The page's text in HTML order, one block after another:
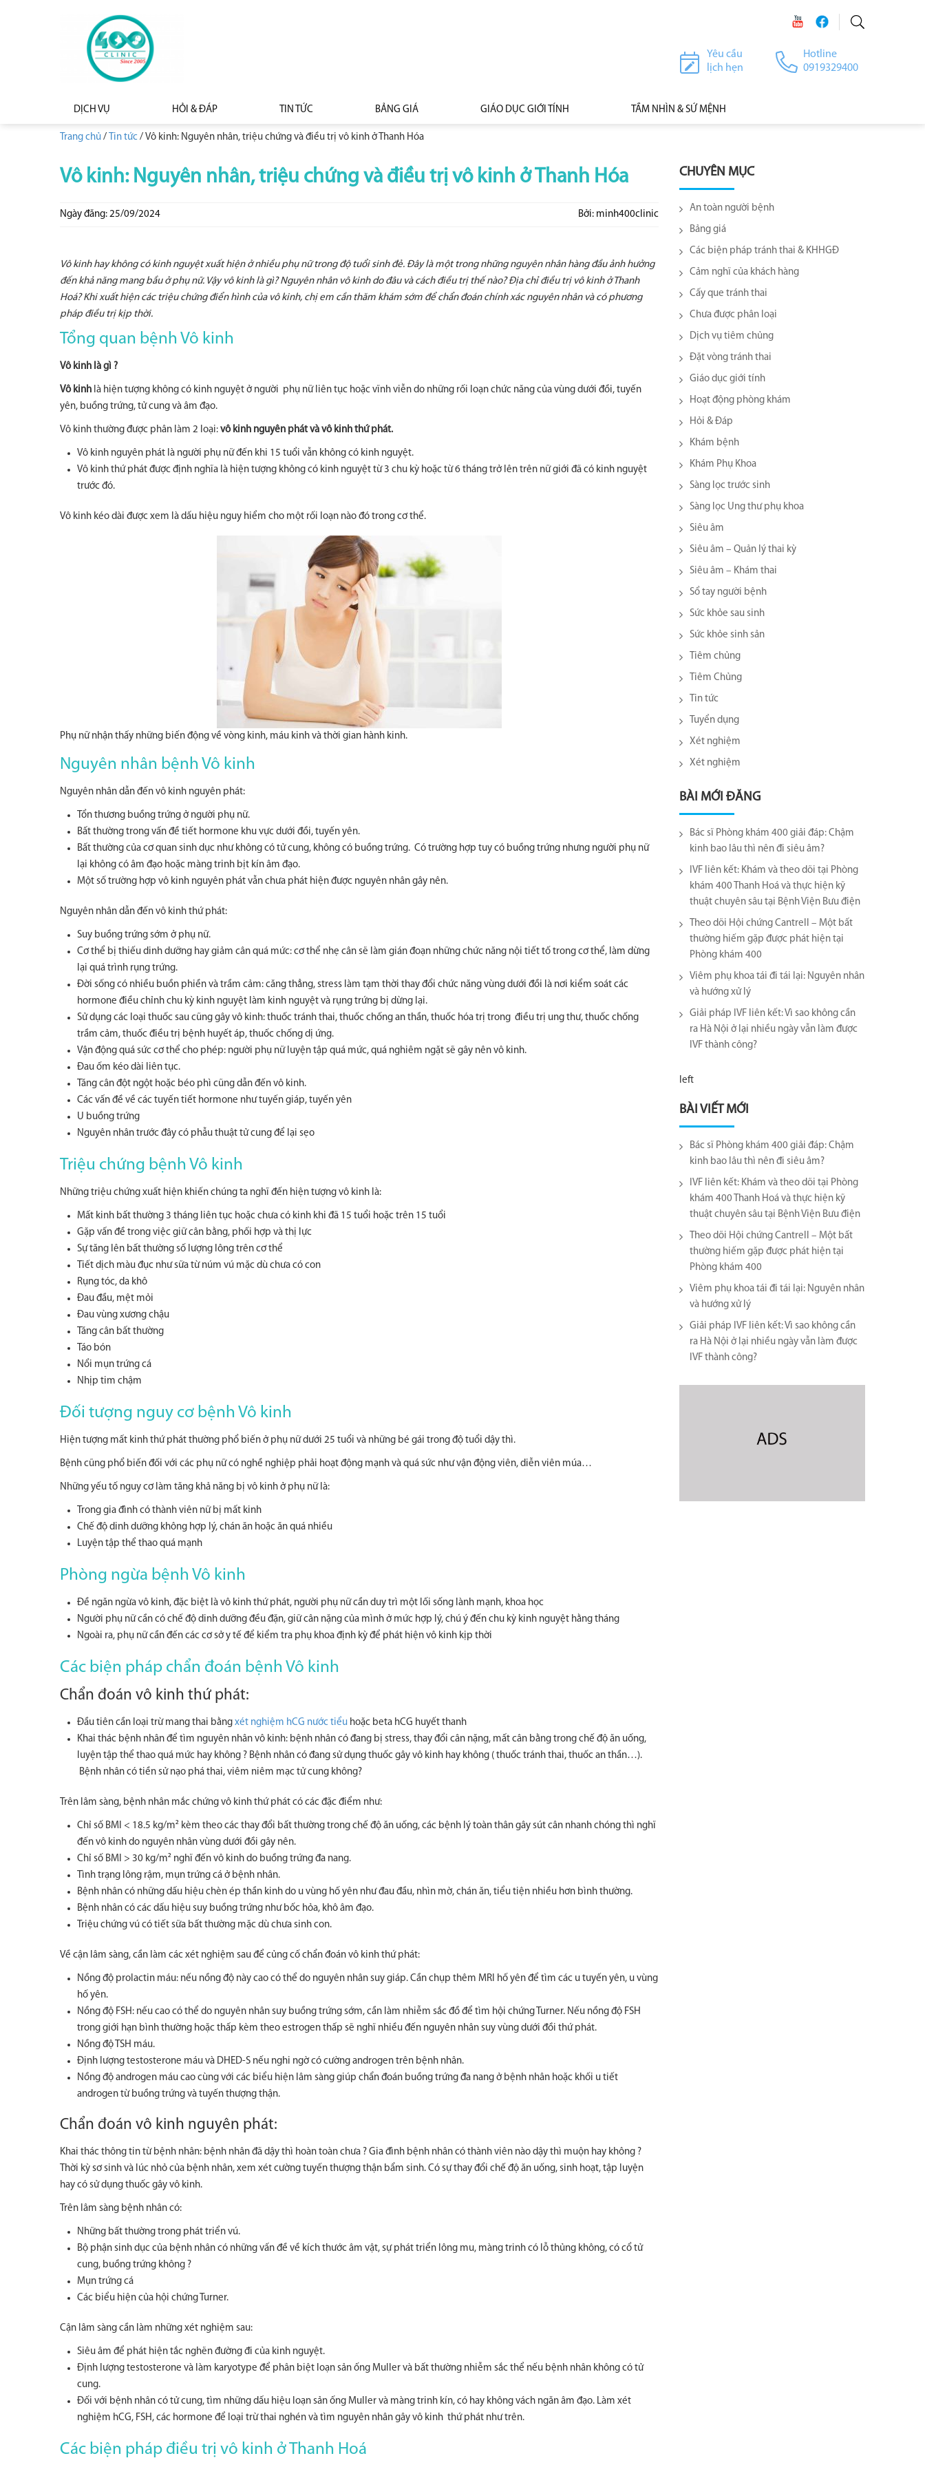
Hotline
0919329400
Yêu cầu
lịch hẹn
DỊCH VỤ HỎI & ĐÁP TIN TỨC BẢNG GIÁ GIÁO DỤC GIỚI TÍNH TẦM NHÌN & SỨ MỆNH
Trang chủ / Tin tức / Vô kinh: Nguyên nhân, triệu chứng và điều trị vô kinh ở Thanh Hóa
Vô kinh: Nguyên nhân, triệu chứng và điều trị vô kinh ở Thanh Hóa
Ngày đăng: 25/09/2024 Bởi: minh400clinic
Vô kinh hay không có kinh nguyệt xuất hiện ở nhiều phụ nữ trong độ tuổi sinh đẻ. Đây là một trong những nguyên nhân hàng đầu ảnh hưởng
đến khả năng mang bầu ở phụ nữ. Vậy vô kinh là gì? Nguyên nhân vô kinh do đâu và cách điều trị thế nào? Địa chỉ điều trị vô kinh ở Thanh
Hoá? Khi xuất hiện các triệu chứng điển hình của vô kinh, chị em cần thăm khám sớm để chẩn đoán chính xác nguyên nhân và có phương
pháp điều trị kịp thời.
Tổng quan bệnh Vô kinh
Vô kinh là gì ?
Vô kinh là hiện tượng không có kinh nguyệt ở người phụ nữ liên tục hoặc vĩnh viễn do những rối loạn chức năng của vùng dưới đồi, tuyến
yên, buồng trứng, tử cung và âm đạo.
Vô kinh thường được phân làm 2 loại: vô kinh nguyên phát và vô kinh thứ phát.
Vô kinh nguyên phát là người phụ nữ đến khi 15 tuổi vẫn không có kinh nguyệt.
Vô kinh thứ phát được định nghĩa là hiện tượng không có kinh nguyệt từ 3 chu kỳ hoặc từ 6 tháng trở lên trên nữ giới đã có kinh nguyệt
trước đó.
Vô kinh kéo dài được xem là dấu hiệu nguy hiểm cho một rối loạn nào đó trong cơ thể.
Phụ nữ nhận thấy những biến động về vòng kinh, máu kinh và thời gian hành kinh.
Nguyên nhân bệnh Vô kinh
Nguyên nhân dẫn đến vô kinh nguyên phát:
Tổn thương buồng trứng ở người phụ nữ.
Bất thường trong vấn đề tiết hormone khu vực dưới đồi, tuyến yên.
Bất thường của cơ quan sinh dục như không có tử cung, không có buồng trứng. Có trường hợp tuy có buồng trứng nhưng người phụ nữ
lại không có âm đạo hoặc màng trinh bịt kín âm đạo.
Một số trường hợp vô kinh nguyên phát vẫn chưa phát hiện được nguyên nhân gây nên.
Nguyên nhân dẫn đến vô kinh thứ phát:
Suy buồng trứng sớm ở phụ nữ.
Cơ thể bị thiếu dinh dưỡng hay giảm cân quá mức: cơ thể nhẹ cân sẽ làm gián đoạn những chức năng nội tiết tố trong cơ thể, làm dừng
lại quá trình rụng trứng.
Đời sống có nhiều buồn phiền và trầm cảm: căng thẳng, stress làm tạm thời thay đổi chức năng vùng dưới đồi là nơi kiểm soát các
hormone điều chỉnh chu kỳ kinh nguyệt làm kinh nguyệt và rụng trứng bị dừng lại.
Sử dụng các loại thuốc sau cũng gây vô kinh: thuốc tránh thai, thuốc chống an thần, thuốc hóa trị trong điều trị ung thư, thuốc chống
trầm cảm, thuốc điều trị bệnh huyết áp, thuốc chống dị ứng.
Vận động quá sức cơ thể cho phép: người phụ nữ luyện tập quá mức, quá nghiêm ngặt sẽ gây nên vô kinh.
Đau ốm kéo dài liên tục.
Tăng cân đột ngột hoặc béo phì cũng dẫn đến vô kinh.
Các vấn đề về các tuyến tiết hormone như tuyến giáp, tuyến yên
U buồng trứng
Nguyên nhân trước đây có phẫu thuật tử cung để lại sẹo
Triệu chứng bệnh Vô kinh
Những triệu chứng xuất hiện khiến chúng ta nghĩ đến hiện tượng vô kinh là:
Mất kinh bất thường 3 tháng liên tục hoặc chưa có kinh khi đã 15 tuổi hoặc trên 15 tuổi
Gặp vấn đề trong việc giữ cân bằng, phối hợp và thị lực
Sự tăng lên bất thường số lượng lông trên cơ thể
Tiết dịch màu đục như sữa từ núm vú mặc dù chưa có con
Rụng tóc, da khô
Đau đầu, mệt mỏi
Đau vùng xương chậu
Tăng cân bất thường
Táo bón
Nổi mụn trứng cá
Nhịp tim chậm
Đối tượng nguy cơ bệnh Vô kinh
Hiện tượng mất kinh thứ phát thường phổ biến ở phụ nữ dưới 25 tuổi và những bé gái trong độ tuổi dậy thì.
Bệnh cũng phổ biến đối với các phụ nữ có nghề nghiệp phải hoạt động mạnh và quá sức như vận động viên, diễn viên múa…
Những yếu tố nguy cơ làm tăng khả năng bị vô kinh ở phụ nữ là:
Trong gia đình có thành viên nữ bị mất kinh
Chế độ dinh dưỡng không hợp lý, chán ăn hoặc ăn quá nhiều
Luyện tập thể thao quá mạnh
Phòng ngừa bệnh Vô kinh
Đề ngăn ngừa vô kinh, đặc biệt là vô kinh thứ phát, người phụ nữ cần duy trì một lối sống lành mạnh, khoa học
Người phụ nữ cần có chế độ dinh dưỡng đều đặn, giữ cân nặng của mình ở mức hợp lý, chú ý đến chu kỳ kinh nguyệt hằng tháng
Ngoài ra, phụ nữ cần đến các cơ sở y tế để kiểm tra phụ khoa định kỳ để phát hiện vô kinh kịp thời
Các biện pháp chẩn đoán bệnh Vô kinh
Chẩn đoán vô kinh thứ phát:
Đầu tiên cần loại trừ mang thai bằng xét nghiệm hCG nước tiểu hoặc beta hCG huyết thanh
Khai thác bệnh nhân để tìm nguyên nhân vô kinh: bệnh nhân có đang bị stress, thay đổi cân nặng, mất cân bằng trong chế độ ăn uống,
luyện tập thể thao quá mức hay không ? Bệnh nhân có đang sử dụng thuốc gây vô kinh hay không ( thuốc tránh thai, thuốc an thần…).
Bệnh nhân có tiền sử nạo phá thai, viêm niêm mạc tử cung không?
Trên lâm sàng, bệnh nhân mắc chứng vô kinh thứ phát có các đặc điểm như:
Chỉ số BMI < 18.5 kg/m² kèm theo các thay đổi bất thường trong chế độ ăn uống, các bệnh lý toàn thân gây sút cân nhanh chóng thì nghĩ
đến vô kinh do nguyên nhân vùng dưới đồi gây nên.
Chỉ số BMI > 30 kg/m² nghĩ đến vô kinh do buồng trứng đa nang.
Tình trạng lông rậm, mụn trứng cá ở bệnh nhân.
Bệnh nhân có những dấu hiệu chèn ép thần kinh do u vùng hố yên như đau đầu, nhìn mờ, chán ăn, tiểu tiện nhiều hơn bình thường.
Bệnh nhân có các dấu hiệu suy buồng trứng như bốc hỏa, khô âm đạo.
Triệu chứng vú có tiết sữa bất thường mặc dù chưa sinh con.
Về cận lâm sàng, cần làm các xét nghiệm sau để củng cố chẩn đoán vô kinh thứ phát:
Nồng độ prolactin máu: nếu nồng độ này cao có thể do nguyên nhân suy giáp. Cần chụp thêm MRI hố yên để tìm các u tuyến yên, u vùng
hố yên.
Nồng độ FSH: nếu cao có thể do nguyên nhân suy buồng trứng sớm, cần làm nhiễm sắc đồ để tìm hội chứng Turner. Nếu nồng độ FSH
trong giới hạn bình thường hoặc thấp kèm theo estrogen thấp sẽ nghĩ nhiều đến nguyên nhân suy vùng dưới đồi thứ phát.
Nồng độ TSH máu.
Định lượng testosterone máu và DHED-S nếu nghi ngờ có cường androgen trên bệnh nhân.
Nồng độ androgen máu cao cùng với các biểu hiện lâm sàng giúp chẩn đoán buồng trứng đa nang ở bệnh nhân hoặc khối u tiết
androgen từ buồng trứng và tuyến thượng thận.
Chẩn đoán vô kinh nguyên phát:
Khai thác thông tin từ bệnh nhân: bệnh nhân đã dậy thì hoàn toàn chưa ? Gia đình bệnh nhân có thành viên nào dậy thì muộn hay không ?
Thời kỳ sơ sinh và lúc nhỏ của bệnh nhân, xem xét cường tuyến thượng thận bẩm sinh. Có sự thay đổi chế độ ăn uống, sinh hoạt, tập luyện
hay có sử dụng thuốc gây vô kinh.
Trên lâm sàng bệnh nhân có:
Những bất thường trong phát triển vú.
Bộ phận sinh dục của bệnh nhân có những vấn đề về kích thước âm vật, sự phát triển lông mu, màng trinh có lỗ thủng không, có cổ tử
cung, buồng trứng không ?
Mụn trứng cá
Các biểu hiện của hội chứng Turner.
Cận lâm sàng cần làm những xét nghiệm sau:
Siêu âm để phát hiện tắc nghẽn đường đi của kinh nguyệt.
Định lượng testosterone và làm karyotype để phân biệt loạn sản ống Muller và bất thường nhiễm sắc thể nếu bệnh nhân không có tử
cung.
Đối với bệnh nhân có tử cung, tìm những dấu hiệu loạn sản ống Muller và màng trinh kín, có hay không vách ngăn âm đạo. Làm xét
nghiệm hCG, FSH, các hormone để loại trừ thai nghén và tìm nguyên nhân gây vô kinh thứ phát như trên.
Các biện pháp điều trị vô kinh ở Thanh Hoá
CHUYÊN MỤC
An toàn người bệnh
Bảng giá
Các biện pháp tránh thai & KHHGĐ
Cảm nghĩ của khách hàng
Cấy que tránh thai
Chưa được phân loại
Dịch vụ tiêm chủng
Đặt vòng tránh thai
Giáo dục giới tính
Hoạt động phòng khám
Hỏi & Đáp
Khám bệnh
Khám Phụ Khoa
Sàng lọc trước sinh
Sàng lọc Ung thư phụ khoa
Siêu âm
Siêu âm – Quản lý thai kỳ
Siêu âm – Khám thai
Sổ tay người bệnh
Sức khỏe sau sinh
Sức khỏe sinh sản
Tiêm chủng
Tiêm Chủng
Tin tức
Tuyển dụng
Xét nghiệm
Xét nghiệm
BÀI MỚI ĐĂNG
Bác sĩ Phòng khám 400 giải đáp: Chậm
kinh bao lâu thì nên đi siêu âm?
IVF liên kết: Khám và theo dõi tại Phòng
khám 400 Thanh Hoá và thực hiện kỹ
thuật chuyên sâu tại Bệnh Viện Bưu điện
Theo dõi Hội chứng Cantrell – Một bất
thường hiếm gặp được phát hiện tại
Phòng khám 400
Viêm phụ khoa tái đi tái lại​: Nguyên nhân
và hướng xử lý
Giải pháp IVF liên kết: Vì sao không cần
ra Hà Nội ở lại nhiều ngày vẫn làm được
IVF thành công?
left
BÀI VIẾT MỚI
Bác sĩ Phòng khám 400 giải đáp: Chậm
kinh bao lâu thì nên đi siêu âm?
IVF liên kết: Khám và theo dõi tại Phòng
khám 400 Thanh Hoá và thực hiện kỹ
thuật chuyên sâu tại Bệnh Viện Bưu điện
Theo dõi Hội chứng Cantrell – Một bất
thường hiếm gặp được phát hiện tại
Phòng khám 400
Viêm phụ khoa tái đi tái lại​: Nguyên nhân
và hướng xử lý
Giải pháp IVF liên kết: Vì sao không cần
ra Hà Nội ở lại nhiều ngày vẫn làm được
IVF thành công?